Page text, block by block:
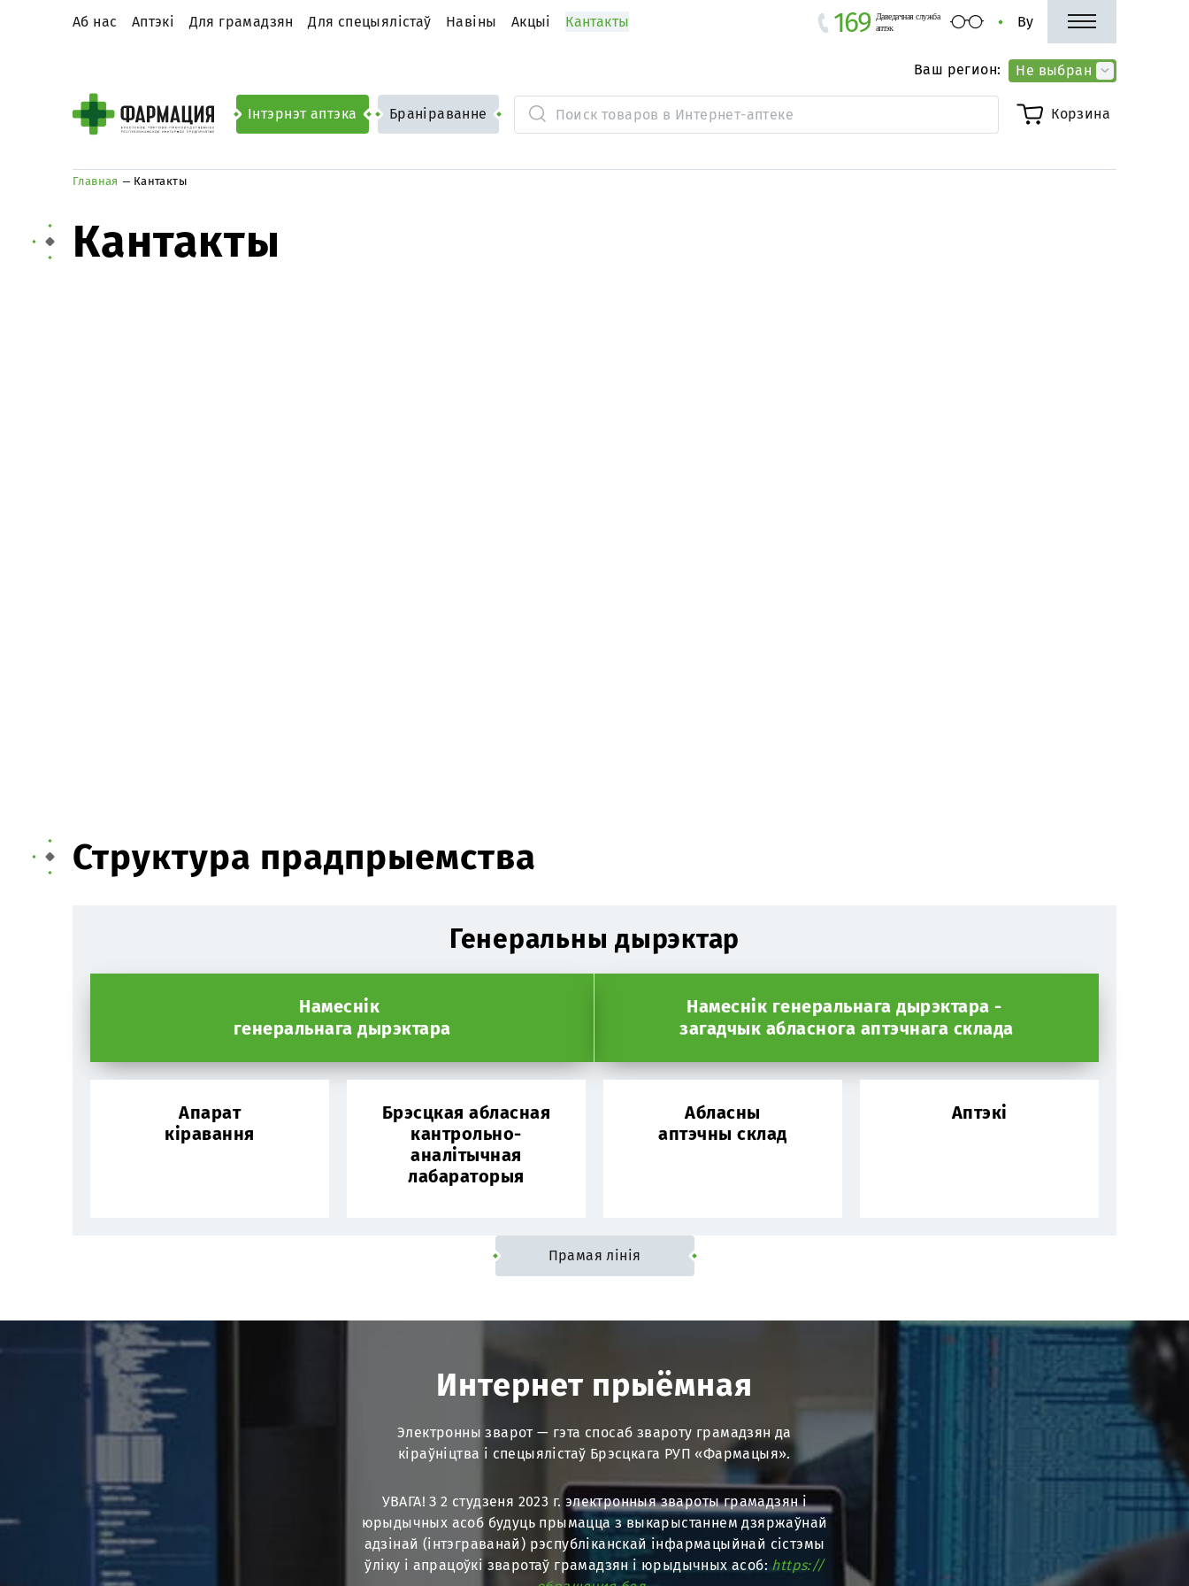
Аб нас Аптэкі Для грамадзян Для спецыялiстаў Навіны Акцыі Кантакты 169
Даведачная служба
аптэк
By
Ваш регион: Не выбран
Інтэрнэт аптэка Браніраванне Корзина
Главная Кантакты
Кантакты
Структура прадпрыемства
Генеральны дырэктар
Намеснік
генеральнага дырэктара
Намеснік генеральнага дырэктара -
загадчык абласнога аптэчнага склада
Апарат
кіравання
Брэсцкая абласная
кантрольно-
аналітычная
лабараторыя
Абласны
аптэчны склад
Аптэкі
Прамая лінія
Интернет прыёмная
Электронны зварот — гэта спосаб звароту грамадзян да
кіраўніцтва і спецыялістаў Брэсцкага РУП «Фармацыя».
УВАГА! З 2 студзеня 2023 г. электронныя звароты грамадзян і
юрыдычных асоб будуць прымацца з выкарыстаннем дзяржаўнай
адзінай (інтэграванай) рэспубліканскай інфармацыйнай сістэмы
ўліку і апрацоўкі зваротаў грамадзян і юрыдычных асоб: https://